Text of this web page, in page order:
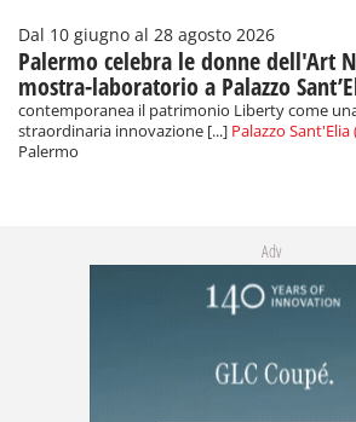
Dal 10 giugno al 28 agosto 2026
Palermo celebra le donne dell'Art
mostra-laboratorio a Palazzo
contemporanea il patrimonio Liberty come
straordinaria innovazione [...] Palazzo
Palermo
Adv